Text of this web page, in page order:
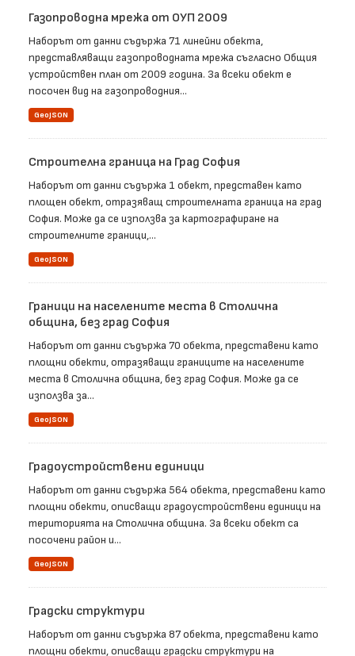
Газопроводна мрежа от ОУП 2009
Наборът от данни съдържа 71 линейни обекта,
представляващи газопроводната мрежа съгласно Общия
устройствен план от 2009 година. За всеки обект е
посочен вид на газопроводния...
GeoJSON
Строителна граница на Град София
Наборът от данни съдържа 1 обект, представен като
площен обект, отразяващ строителната граница на град
София. Може да се използва за картографиране на
строителните граници,...
GeoJSON
Граници на населените места в Столична
община, без град София
Наборът от данни съдържа 70 обекта, представени като
площни обекти, отразяващи границите на населените
места в Столична община, без град София. Може да се
използва за...
GeoJSON
Градоустройствени единици
Наборът от данни съдържа 564 обекта, представени като
площни обекти, описващи градоустройствени единици на
територията на Столична община. За всеки обект са
посочени район и...
GeoJSON
Градски структури
Наборът от данни съдържа 87 обекта, представени като
площни обекти, описващи градски структури на